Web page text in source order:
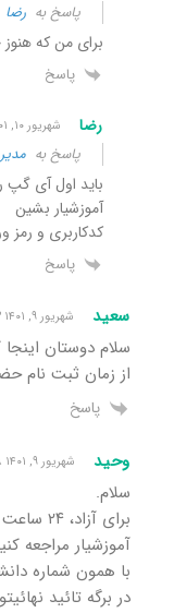
پاسخ به رضا
برای من که
پاسخ
رضا شهریور ۱۰, ۱۴۰۱ ۰:۲۸ ق٫ظ
پاسخ به
باید اول آی
آموزشیار بشین
کدکاربری و
پاسخ
سعید شهریور ۹, ۱۴۰۱ ۸:۱۳ ق٫ظ
سلام دوستان
از زمان ثبت نام
پاسخ
وحید شهریور ۹, ۱۴۰۱ ۰:۰۸ ق٫ظ
سلام.
برای
آموزشیار مراجعه
با همون شماره
در برگه تائید